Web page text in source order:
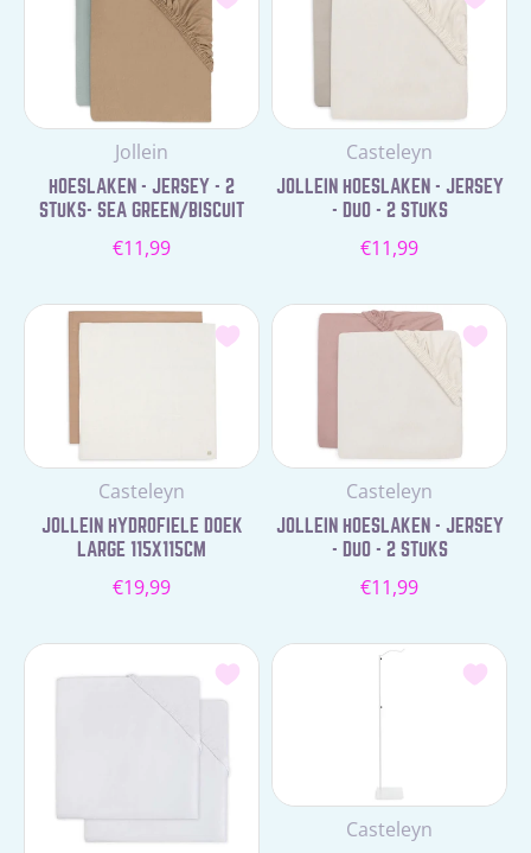
Leverancier:
Jollein
HOESLAKEN - JERSEY - 2
STUKS- SEA GREEN/BISCUIT
Normale
€11,99
Leverancier:
Casteleyn
JOLLEIN HOESLAKEN - JERSEY
- DUO - 2 STUKS
Normale
€11,99
Leverancier:
Casteleyn
JOLLEIN HYDROFIELE DOEK
LARGE 115X115CM
Normale
€19,99
Leverancier:
Casteleyn
JOLLEIN HOESLAKEN - JERSEY
- DUO - 2 STUKS
Normale
€11,99
Leverancier:
Casteleyn